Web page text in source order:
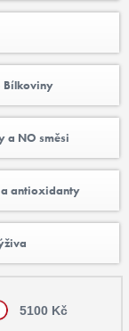
Bílkoviny
a NO směsi
antioxidanty
5100 Kč